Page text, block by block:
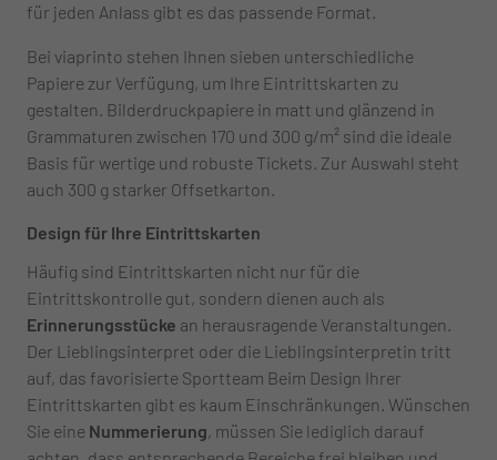
für jeden Anlass gibt es das passende Format.
Bei viaprinto stehen Ihnen sieben unterschiedliche
Papiere zur Verfügung, um Ihre Eintrittskarten zu
gestalten. Bilderdruckpapiere in matt und glänzend in
Grammaturen zwischen 170 und 300 g/m² sind die ideale
Basis für wertige und robuste Tickets. Zur Auswahl steht
auch 300 g starker Offsetkarton.
Design für Ihre Eintrittskarten
Häufig sind Eintrittskarten nicht nur für die
Eintrittskontrolle gut, sondern dienen auch als
Erinnerungsstücke an herausragende Veranstaltungen.
Der Lieblingsinterpret oder die Lieblingsinterpretin tritt
auf, das favorisierte Sportteam Beim Design Ihrer
Eintrittskarten gibt es kaum Einschränkungen. Wünschen
Sie eine Nummerierung, müssen Sie lediglich darauf